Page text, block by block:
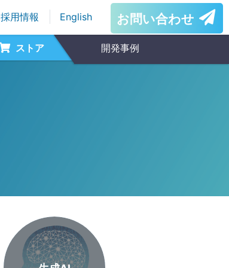
採用情報 English お問い合わせ
ストア 開発事例